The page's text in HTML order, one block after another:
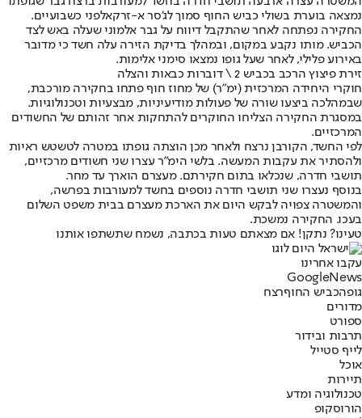
נמצאה בוערת בשולי כביש החוף סמוך לג'סר א-זרקאלפני כשבועיים.
החקירה נפתחה לאחר שהתקבל דיווח על גבר אלמוני שעלה באש לצד
הכביש. מותו נקבע במקום, ובמהלך בדיקת הזירה עלה חשד כי מדובר
באירוע פלילי, לאחר שעל גופו נמצאו סימני אלימות.
זירת פיצוץ הרכב בכביש 2 \ דוברות כבאות והצלה
חוקרי היחידה המרכזית (ימ"ר) של מחוז חוף פתחו בחקירה מורכבת,
שבמהלכה ביצעו שורה של פעולות מודיעיניות, מבצעיות וטכנולוגיות.
במסגרת החקירה הצליחו החוקרים להתחקות אחר זהותם של החשודים
המרכזיים.
לפי החשד, הקורבן נרצח ולאחר מכן הוצתה גופתו במטרה לטשטש ראיות
ולהסתיר את עקבות המעשה. בלשי הימ"ר עצרו שני חשודים מרכזיים,
תושבי חדרה, שנכלאו בתום חקירתם. מעצרם הוארך עד מחר.
בנוסף נעצרו שני תושבי חדרה נוספים בחשד למעורבות בפרשה,
והמשטרה צפויה לבקש היום את הארכת מעצרם בבית משפט השלום
בעכו. החקירה נמשכת.
טעינו? נתקן! אם מצאתם טעות בכתבה, נשמח שתשתפו אותנו
עקבו אחרינו
Googl eNews
גופהכביש החוףרצח
מדורים
ספורט
תרבות ובידור
לייף סטייל
אוכל
תיירות
טכנולוגיה ומדע
הורוסקופ